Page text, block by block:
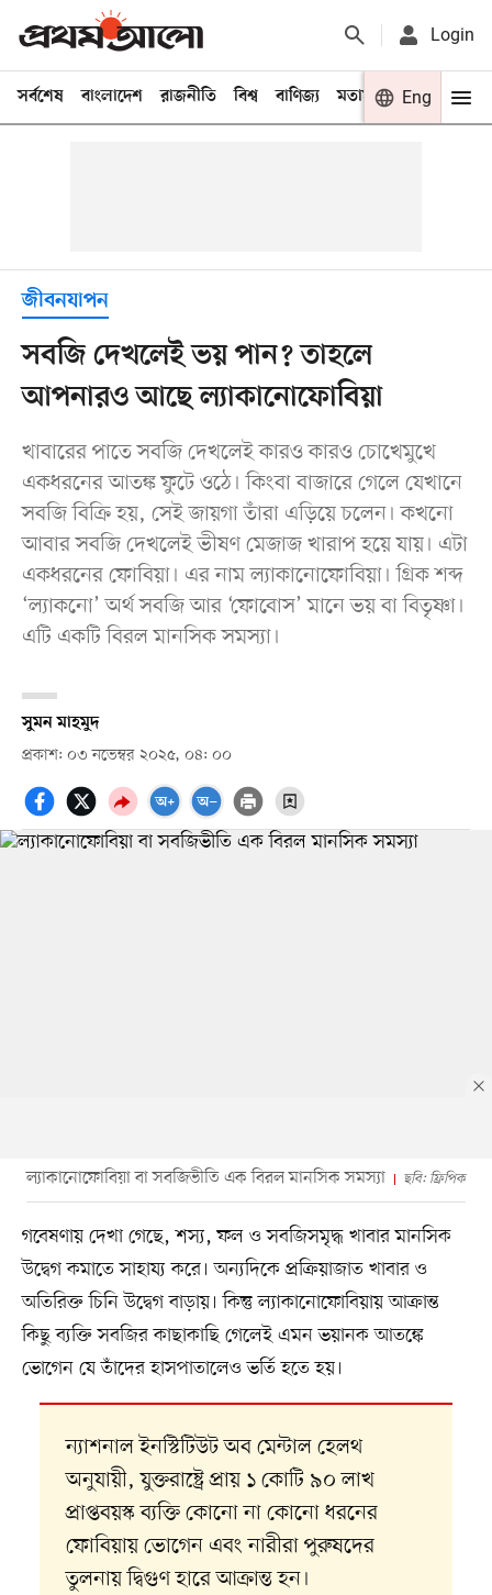
Login
সর্বশেষ বাংলাদেশ রাজনীতি বিশ্ব বাণিজ্য মতামত খেলা
Eng
জীবনযাপন
সবজি দেখলেই ভয় পান? তাহলে
আপনারও আছে ল্যাকানোফোবিয়া
খাবারের পাতে সবজি দেখলেই কারও কারও চোখেমুখে
একধরনের আতঙ্ক ফুটে ওঠে। কিংবা বাজারে গেলে যেখানে
সবজি বিক্রি হয়, সেই জায়গা তাঁরা এড়িয়ে চলেন। কখনো
আবার সবজি দেখলেই ভীষণ মেজাজ খারাপ হয়ে যায়। এটা
একধরনের ফোবিয়া। এর নাম ল্যাকানোফোবিয়া। গ্রিক শব্দ
‘ল্যাকনো’ অর্থ সবজি আর ‘ফোবোস’ মানে ভয় বা বিতৃষ্ণা।
এটি একটি বিরল মানসিক সমস্যা।
সুমন মাহমুদ
প্রকাশ: ০৩ নভেম্বর ২০২৫, ০৪: ০০
ল্যাকানোফোবিয়া বা সবজিভীতি এক বিরল মানসিক সমস্যা ছবি: ফ্রিপিক
গবেষণায় দেখা গেছে, শস্য, ফল ও সবজিসমৃদ্ধ খাবার মানসিক
উদ্বেগ কমাতে সাহায্য করে। অন্যদিকে প্রক্রিয়াজাত খাবার ও
অতিরিক্ত চিনি উদ্বেগ বাড়ায়। কিন্তু ল্যাকানোফোবিয়ায় আক্রান্ত
কিছু ব্যক্তি সবজির কাছাকাছি গেলেই এমন ভয়ানক আতঙ্কে
ভোগেন যে তাঁদের হাসপাতালেও ভর্তি হতে হয়।
ন্যাশনাল ইনস্টিটিউট অব মেন্টাল হেলথ
অনুযায়ী, যুক্তরাষ্ট্রে প্রায় ১ কোটি ৯০ লাখ
প্রাপ্তবয়স্ক ব্যক্তি কোনো না কোনো ধরনের
ফোবিয়ায় ভোগেন এবং নারীরা পুরুষদের
তুলনায় দ্বিগুণ হারে আক্রান্ত হন।